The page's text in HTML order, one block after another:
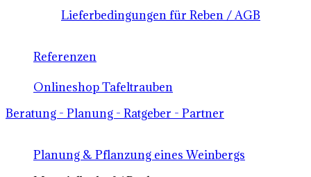
Lieferbedingungen für Reben / AGB
Referenzen
Onlineshop Tafeltrauben
Beratung - Planung - Ratgeber - Partner
Planung & Pflanzung eines Weinbergs